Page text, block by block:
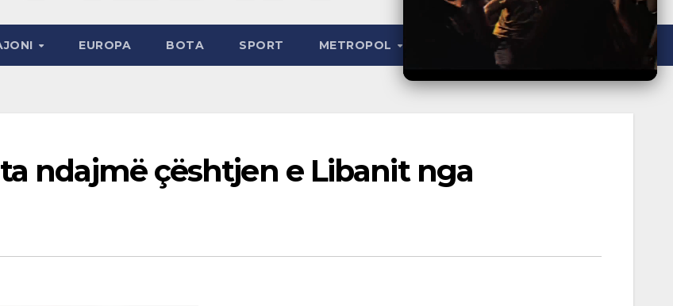
EUROPA BOTA SPORT METROPOL
ndajmë çështjen e Libanit nga